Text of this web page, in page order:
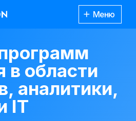
свой доход